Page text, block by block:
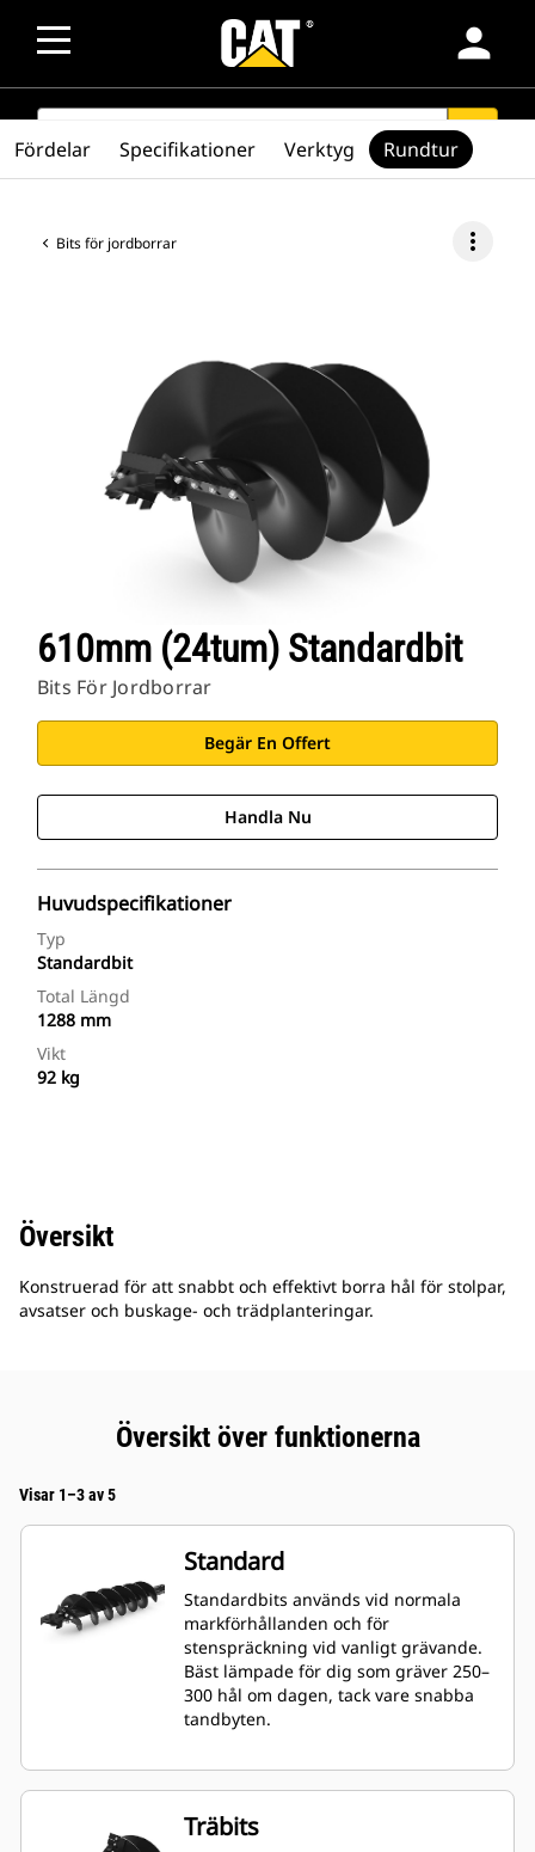
person
SEARCH search
Bits för jordborrar more_vert
610mm (24tum) Standardbit
Bits För Jordborrar
Begär En Offert
Handla Nu
Huvudspecifikationer
Typ
Standardbit
Total Längd
1288 mm
Vikt
92 kg
Fördelar Specifikationer Verktyg Rundtur
Översikt
Konstruerad för att snabbt och effektivt borra hål för stolpar,
avsatser och buskage- och trädplanteringar.
Översikt över funktionerna
Visar 1–3 av 5
Standard
Standardbits används vid normala
markförhållanden och för
stenspräckning vid vanligt grävande.
Bäst lämpade för dig som gräver 250–
300 hål om dagen, tack vare snabba
tandbyten.
Träbits